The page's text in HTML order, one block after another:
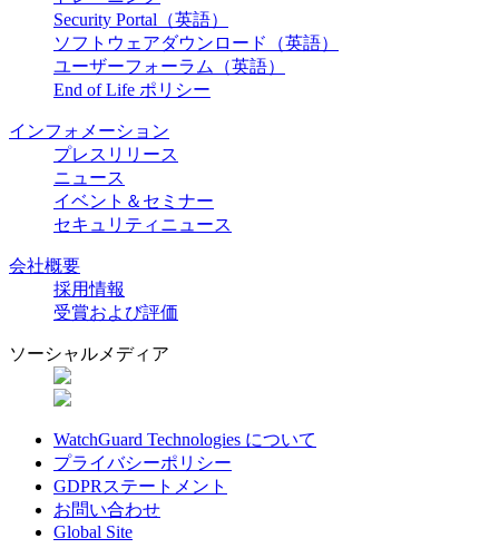
Security Portal（英語）
ソフトウェアダウンロード（英語）
ユーザーフォーラム（英語）
End of Life ポリシー
インフォメーション
プレスリリース
ニュース
イベント＆セミナー
セキュリティニュース
会社概要
採用情報
受賞および評価
ソーシャルメディア
WatchGuard Technologies について
プライバシーポリシー
GDPRステートメント
お問い合わせ
Global Site